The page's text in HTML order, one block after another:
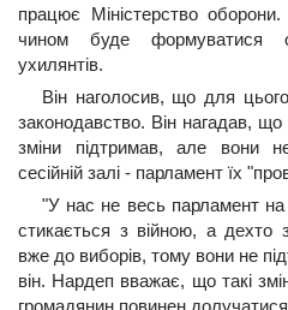
працює Міністерство
чином буде формуватися
ухилянтів.
Він наголосив, що для
законодавство. Він нагадав, що
зміни підтримав, але вони
сесійній залі - парламент їх
"У нас не весь парламент на
стикається з війною, а дехто
вже до виборів, тому вони не
він. Нардеп вважає, що такі
громадянин повинен